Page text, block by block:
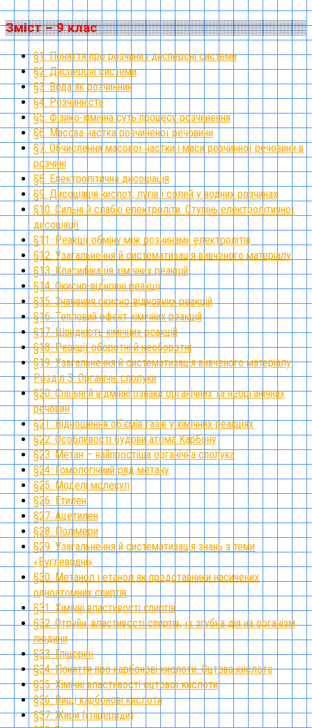
Зміст – 9 клас
§1. Поняття про розчини і дисперсні системи
§2. Дисперсні системи
§3. Вода як розчинник
§4. Розчинність
§5. Фізико-хімічна суть процесу розчинення
§6. Масова частка розчиненої речовини
§7. Обчислення масової частки і маси розчинної речовини в
розчині
§8. Електролітична дисоціація
§9. Дисоціація кислот, лугів і солей у водних розчинах
§10. Сильні й слабкі електроліти. Ступінь електролітичної
дисоціації
§11. Реакції обміну між розчинами електролітів
§12. Узагальнення й систематизація вивченого матеріалу
§13. Класифікація хімічних реакцій
§14. Окисно-відновні реакції
§15. Значення окисно-відновних реакцій
§16. Тепловий ефект хімічних реакцій
§17. Швидкість хімічних реакцій
§18. Реакції оборотні й необоротні
§19. Узагальнення й систематизація вивченого матеріалу
Розділ 3. Органічні сполуки
§20. Спільні й відмінні ознаки органічних та неорганічних
речовин
§21. Відношення об’ємів газів у хімічних реакціях
§22. Особливості будови атома Карбону
§23. Метан – найпростіша органічна сполука
§24. Гомологічний ряд метану
§25. Моделі молекул
§26. Етилен
§27. Ацетилен
§28. Полімери
§29. Узагальнення й систематизація знань з теми
«Вуглеводні»
§30. Метанол і етанол як представники насичених
одноатомних спиртів
§31. Хімічні властивості спиртів
§32. Отруйні властивості спиртів, їх згубна дія на організм
людини
§33. Гліцерин
§34. Поняття про карбонові кислоти. Оцтова кислота
§35. Хімічні властивості оцтової кислоти
§36. Вищі карбонові кислоти
§37. Жири (гліцериди)